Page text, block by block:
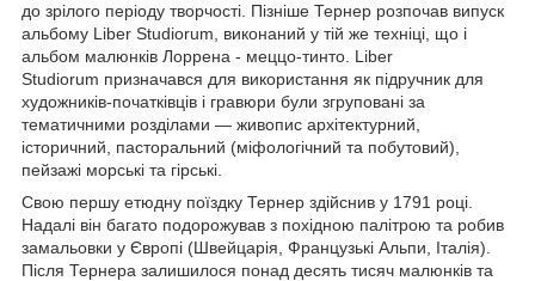
до зрілого періоду творчості. Пізніше Тернер розпочав випуск
альбому Liber Studiorum, виконаний у тій же техніці, що і
альбом малюнків Лоррена - меццо-тинто. Liber
Studiorum призначався для використання як підручник для
художників-початківців і гравюри були згруповані за
тематичними розділами — живопис архітектурний,
історичний, пасторальний (міфологічний та побутовий),
пейзажі морські та гірські.
Свою першу етюдну поїздку Тернер здійснив у 1791 році.
Надалі він багато подорожував з похідною палітрою та робив
замальовки у Європі (Швейцарія, Французькі Альпи, Італія).
Після Тернера залишилося понад десять тисяч малюнків та